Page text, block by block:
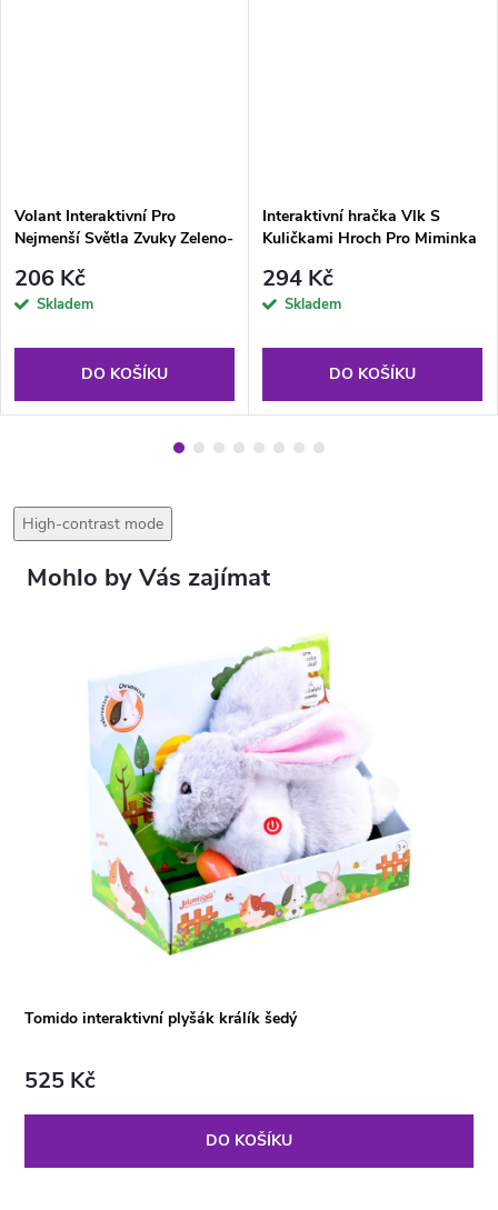
Volant Interaktivní Pro
Nejmenší Světla Zvuky Zeleno-
206 Kč
Skladem
DO KOŠÍKU
Interaktivní hračka Vlk S
Kuličkami Hroch Pro Miminka
294 Kč
Skladem
DO KOŠÍKU
High-contrast mode
Tomido interaktivní plyšák králík šedý
525 Kč
DO KOŠÍKU